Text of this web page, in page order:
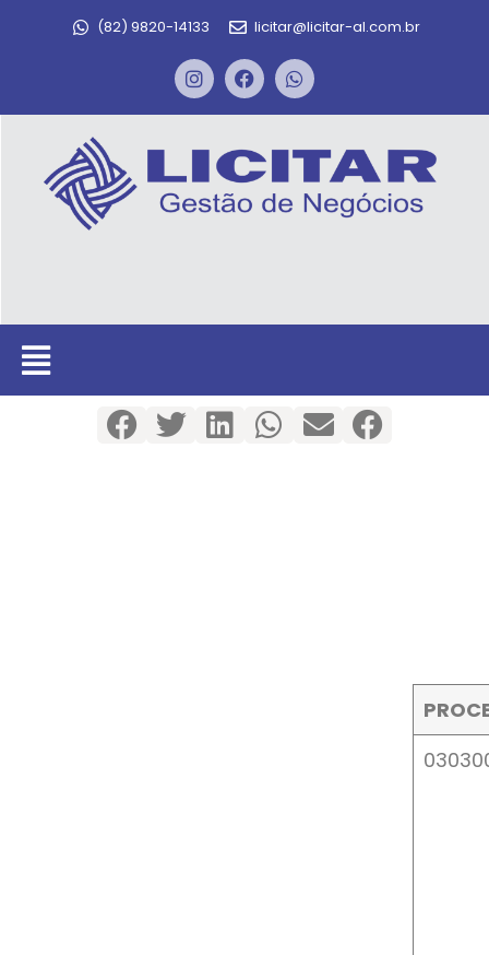
(82) 9820-14133 licitar@licitar-al.com.br